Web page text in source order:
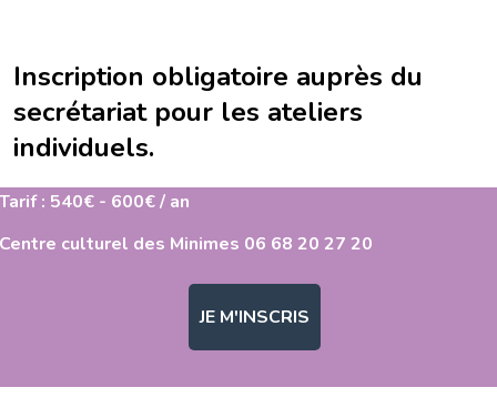
Inscription obligatoire auprès du
secrétariat pour les ateliers
individuels.
: 540€ - 600€ / an
culturel des Minimes 06 68 20 27 20
JE M'INSCRIS